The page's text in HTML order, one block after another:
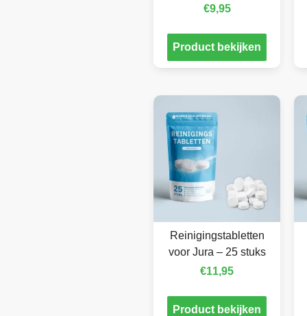
€9,95
Product bekijken
Reinigingstabletten
voor Jura – 25 stuks
€11,95
Product bekijken